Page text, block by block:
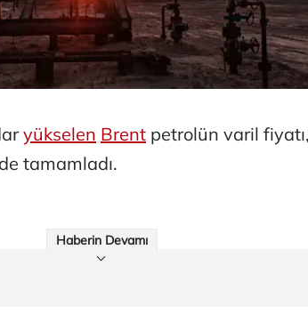
yükselen Brent petrolün varil
tamamladı.
Haberin Devamı